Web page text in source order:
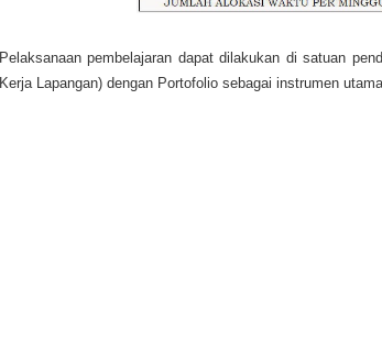
Pelaksanaan pembelajaran dapat dilakukan di satuan
Kerja Lapangan) dengan Portofolio sebagai instrumen